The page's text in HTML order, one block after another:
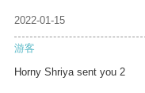
2022-01-15
游客
Horny Shriya sent you 2